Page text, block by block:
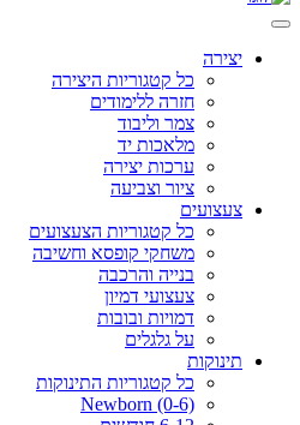
יצירה
כל קטגוריות היצירה
חזרה ללימודים
צמר וליבוד
מלאכות יד
ערכות יצירה
ציור וצביעה
צעצועים
כל קטגוריות הצעצועים
משחקי קופסא וחשיבה
בנייה והרכבה
צעצועי דמיון
דמויות ובובות
על גלגלים
תינוקות
כל קטגוריות התינוקות
Newborn (0-6)